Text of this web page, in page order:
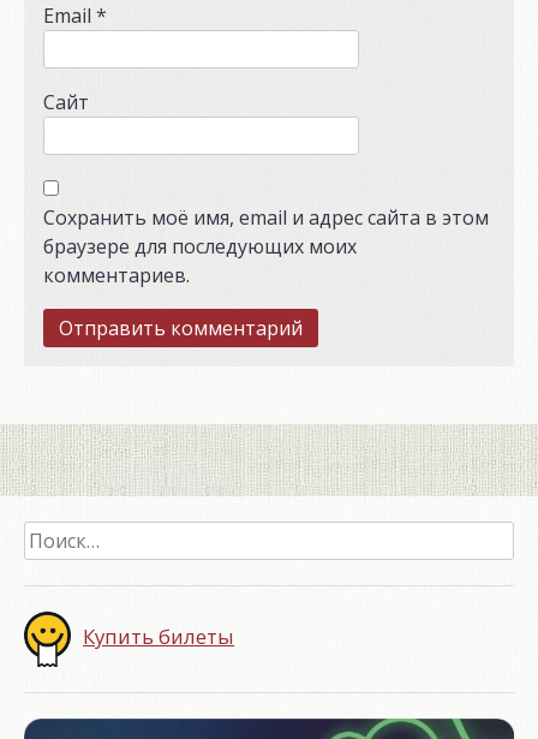
Email *
Сайт
Сохранить моё имя, email и адрес сайта в этом
браузере для последующих моих
комментариев.
Найти:
Купить билеты